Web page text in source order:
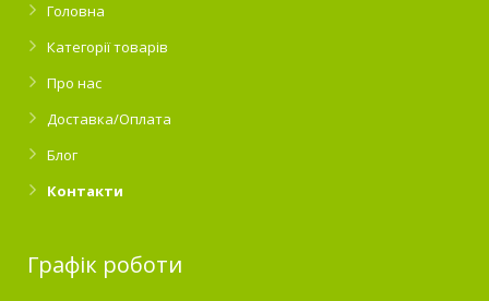
Головна
Категорії товарів
Про нас
Доставка/Оплата
Блог
Контакти
Графік роботи